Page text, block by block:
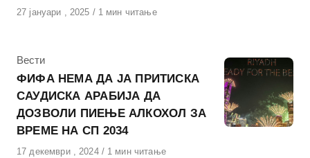
Објавено
27 јануари , 2025 1 мин читање
КАтегорија
Вести
ФИФА НЕМА ДА ЈА ПРИТИСКА
САУДИСКА АРАБИЈА ДА
ДОЗВОЛИ ПИЕЊЕ АЛКОХОЛ ЗА
ВРЕМЕ НА СП 2034
Објавено
17 декември , 2024 1 мин читање